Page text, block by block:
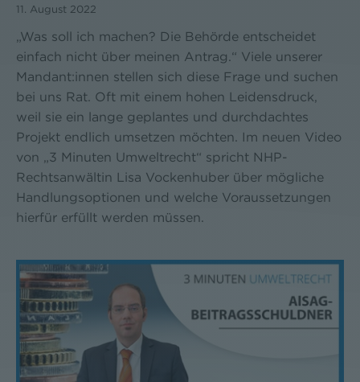
11. August 2022
„Was soll ich machen? Die Behörde entscheidet
einfach nicht über meinen Antrag.“ Viele unserer
Mandant:innen stellen sich diese Frage und suchen
bei uns Rat. Oft mit einem hohen Leidensdruck,
weil sie ein lange geplantes und durchdachtes
Projekt endlich umsetzen möchten. Im neuen Video
von „3 Minuten Umweltrecht“ spricht NHP-
Rechtsanwältin Lisa Vockenhuber über mögliche
Handlungsoptionen und welche Voraussetzungen
hierfür erfüllt werden müssen.